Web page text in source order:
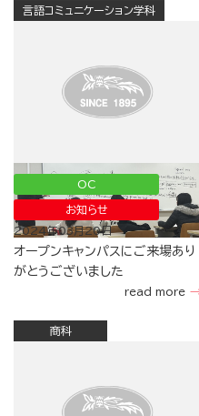
言語コミュニケーション学科
OC
お知らせ
2024年03月20日
オープンキャンパスにご来場あり
がとうございました
read more
商科